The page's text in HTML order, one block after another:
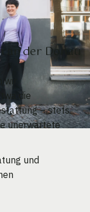
an der Donau
die
– stets
unerwartete
und